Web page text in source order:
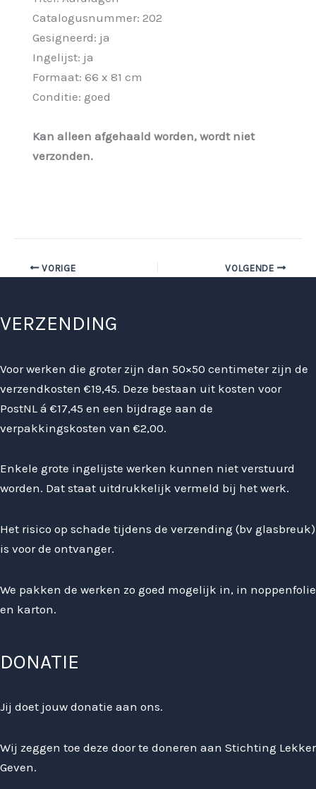
Catalogusnummer: 202
Gesigneerd: ja
Ingelijst: ja
Formaat: 66 x 81 cm
Conditie: goed
Kan alleen afgehaald worden, wordt niet
verzonden.
VORIGE VOLGENDE
VERZENDING
Voor werken die groter zijn dan 50×50 centimeter zijn de
verzendkosten €19,45. Deze bestaan uit kosten voor
PostNL á €17,45 en een bijdrage aan de
verpakkingskosten van €2,00.
Enkele grote ingelijste werken kunnen niet verstuurd
worden. Dat staat uitdrukkelijk vermeld bij het werk.
Het risico op schade tijdens de verzending (bv glasbreuk)
is voor de ontvanger.
We pakken de werken zo goed mogelijk in, in noppenfolie
en karton.
DONATIE
Jij doet jouw donatie aan ons.
Wij zeggen toe deze door te doneren aan Stichting Lekker
Geven.